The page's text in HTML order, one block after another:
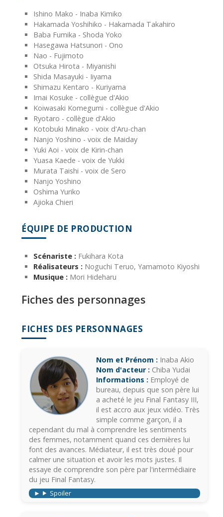
Ishino Mako - Inaba Kimiko
Hakamada Yoshihiko - Hakamada Takahiro
Baba Fumika - Shoda Yoko
Hasegawa Hatsunori - Ono
Nao - Fujimoto
Otsuka Hirota - Miyanishi
Shida Masayuki - Iiyama
Shimazu Kentaro - Kuriyama
Imai Kosuke - collègue d'Akio
Koiwasaki Komegumi - collègue d'Akio
Ryotaro - collègue d'Akio
Kotobuki Minako - voix d'Aru-chan
Nanjo Yoshino - voix de Maiday
Yuki Aoi - voix de Kirin-chan
Yuasa Kaede - voix de Yukki
Murata Taishi - voix de Sero
Nanjo Yoshino
Oshima Yuriko
Ajioka Chieri
ÉQUIPE DE PRODUCTION
Scénariste : Fukihara Kota
Réalisateurs : Noguchi Teruo, Yamamoto Kiyoshi
Musique : Mori Hideharu
Fiches des personnages
FICHES DES PERSONNAGES
Nom et Prénom : Inaba Akio
Nom d'acteur : Chiba Yudai
Informations : Employé de
bureau, depuis que son père lui
a acheté le jeu Final Fantasy III,
il est accro aux jeux vidéo. Très
simple comme garçon, il a
cependant du mal à comprendre les sentiments
des femmes, notamment quand ces dernières lui
font des avances. Médiateur, il est très doué pour
calmer une situation et avoir les mots justes. Il
essaye de comprendre son père par l'intermédiaire
du jeu Final Fantasy.
Spoiler